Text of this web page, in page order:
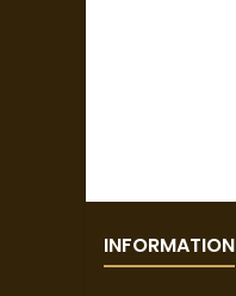
INFORMATION